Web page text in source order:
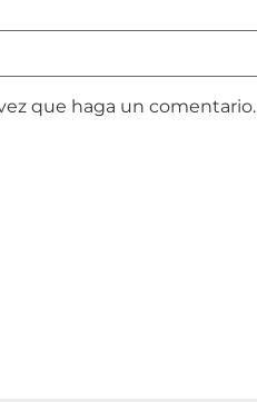
que haga un comentario.